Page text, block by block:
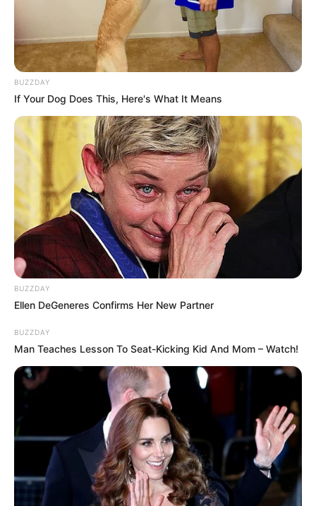
BUZZDAY
If Your Dog Does This, Here's What It Means
BUZZDAY
Ellen DeGeneres Confirms Her New Partner
BUZZDAY
Man Teaches Lesson To Seat-Kicking Kid And Mom – Watch!